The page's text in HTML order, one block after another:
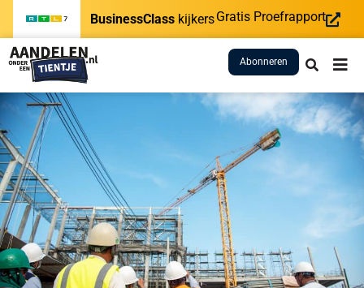
BusinessClass kijkersGratis Proefrapport
Abonneren